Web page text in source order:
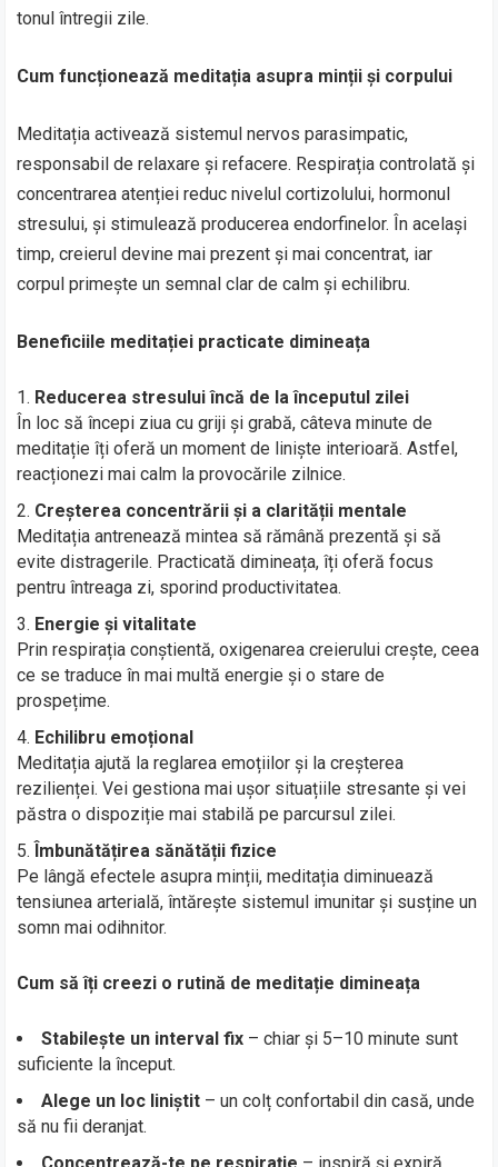
tonul întregii zile.
Cum funcționează meditația asupra minții și corpului
Meditația activează sistemul nervos parasimpatic,
responsabil de relaxare și refacere. Respirația controlată și
concentrarea atenției reduc nivelul cortizolului, hormonul
stresului, și stimulează producerea endorfinelor. În același
timp, creierul devine mai prezent și mai concentrat, iar
corpul primește un semnal clar de calm și echilibru.
Beneficiile meditației practicate dimineața
Reducerea stresului încă de la începutul zilei
În loc să începi ziua cu griji și grabă, câteva minute de
meditație îți oferă un moment de liniște interioară. Astfel,
reacționezi mai calm la provocările zilnice.
Creșterea concentrării și a clarității mentale
Meditația antrenează mintea să rămână prezentă și să
evite distragerile. Practicată dimineața, îți oferă focus
pentru întreaga zi, sporind productivitatea.
Energie și vitalitate
Prin respirația conștientă, oxigenarea creierului crește, ceea
ce se traduce în mai multă energie și o stare de
prospețime.
Echilibru emoțional
Meditația ajută la reglarea emoțiilor și la creșterea
rezilienței. Vei gestiona mai ușor situațiile stresante și vei
păstra o dispoziție mai stabilă pe parcursul zilei.
Îmbunătățirea sănătății fizice
Pe lângă efectele asupra minții, meditația diminuează
tensiunea arterială, întărește sistemul imunitar și susține un
somn mai odihnitor.
Cum să îți creezi o rutină de meditație dimineața
Stabilește un interval fix – chiar și 5–10 minute sunt
suficiente la început.
Alege un loc liniștit – un colț confortabil din casă, unde
să nu fii deranjat.